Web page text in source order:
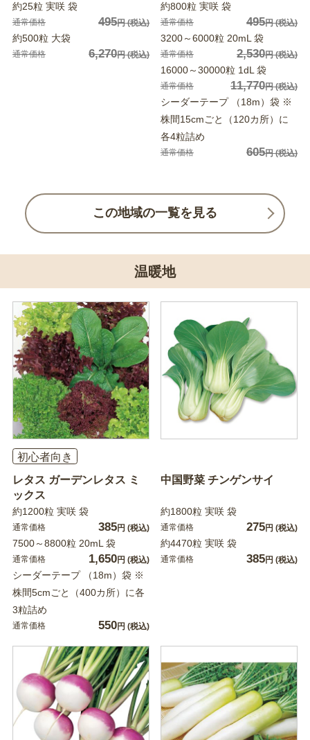
約25粒 実咲 袋
通常価格 495円(税込)
約500粒 大袋
通常価格 6,270円(税込)
約800粒 実咲 袋
通常価格 495円(税込)
3200～6000粒 20mL 袋
通常価格 2,530円(税込)
16000～30000粒 1dL 袋
通常価格 11,770円(税込)
シーダーテープ （18m）袋 ※
株間15cmごと（120カ所）に
各4粒詰め
通常価格 605円(税込)
この地域の一覧を見る
温暖地
初心者向き
レタス ガーデンレタス ミ
ックス
約1200粒 実咲 袋
通常価格 385円 (税込)
7500～8800粒 20mL 袋
通常価格 1,650円 (税込)
シーダーテープ （18m）袋 ※
株間5cmごと（400カ所）に各
3粒詰め
通常価格 550円 (税込)
中国野菜 チンゲンサイ
約1800粒 実咲 袋
通常価格 275円 (税込)
約4470粒 実咲 袋
通常価格 385円 (税込)